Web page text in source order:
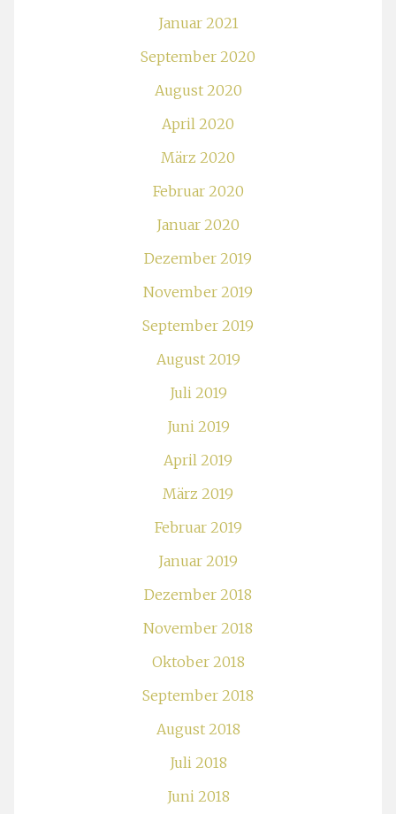
Januar 2021
September 2020
August 2020
April 2020
März 2020
Februar 2020
Januar 2020
Dezember 2019
November 2019
September 2019
August 2019
Juli 2019
Juni 2019
April 2019
März 2019
Februar 2019
Januar 2019
Dezember 2018
November 2018
Oktober 2018
September 2018
August 2018
Juli 2018
Juni 2018